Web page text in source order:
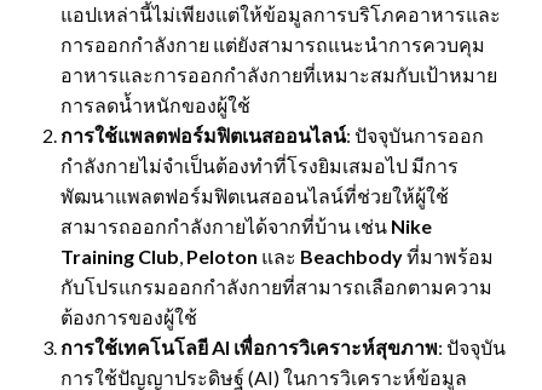
แอปเหล่านี้ไม่เพียงแต่ให้ข้อมูลการบริโภคอาหารและ
การออกกำลังกาย แต่ยังสามารถแนะนำการควบคุม
อาหารและการออกกำลังกายที่เหมาะสมกับเป้าหมาย
การลดน้ำหนักของผู้ใช้
การใช้แพลตฟอร์มฟิตเนสออนไลน์: ปัจจุบันการออก
กำลังกายไม่จำเป็นต้องทำที่โรงยิมเสมอไป มีการ
พัฒนาแพลตฟอร์มฟิตเนสออนไลน์ที่ช่วยให้ผู้ใช้
สามารถออกกำลังกายได้จากที่บ้าน เช่น Nike
Training Club Peloton และ Beachbodyที่มาพร้อม
กับโปรแกรมออกกำลังกายที่สามารถเลือกตามความ
ต้องการของผู้ใช้
การใช้เทคโนโลยี AI เพื่อการวิเคราะห์สุขภาพ: ปัจจุบัน
การใช้ปัญญาประดิษฐ์ (AI) ในการวิเคราะห์ข้อมูล